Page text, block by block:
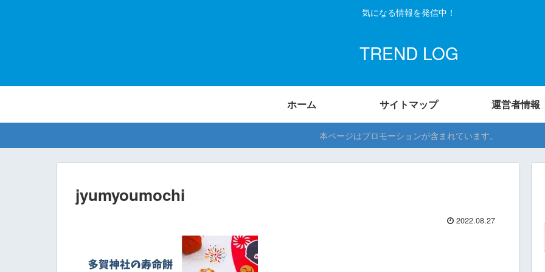
気になる情報を発信中！
TREND LOG
ホーム サイトマップ 運営者情報
本ページはプロモーションが含まれています。
jyumyoumochi
2022.08.27